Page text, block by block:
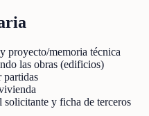
proyecto/memoria técnica
las obras (edificios)
partidas
y ficha de terceros